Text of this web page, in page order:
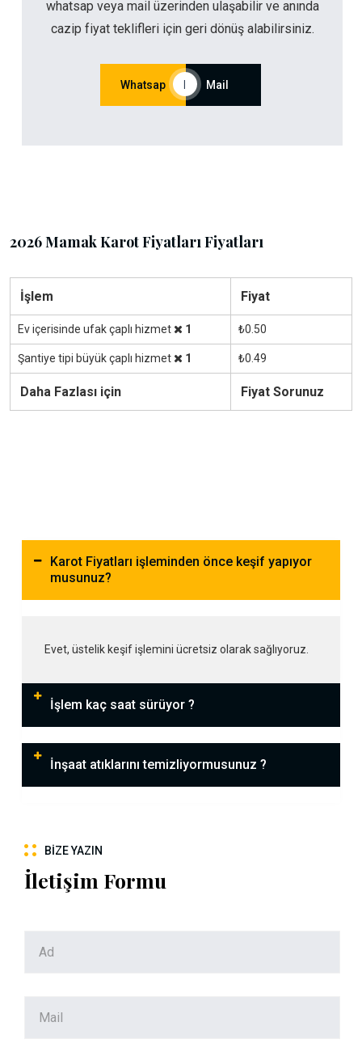
whatsap veya mail üzerinden ulaşabilir ve anında
cazip fiyat teklifleri için geri dönüş alabilirsiniz.
Whatsap | Mail
2026 Mamak Karot Fiyatları Fiyatları
İşlem Fiyat
Ev içerisinde ufak çaplı hizmet 1 ₺0.50
Şantiye tipi büyük çaplı hizmet 1 ₺0.49
Daha Fazlası için Fiyat Sorunuz
Karot Fiyatları işleminden önce keşif yapıyor
musunuz?
Evet, üstelik keşif işlemini ücretsiz olarak sağlıyoruz.
İşlem kaç saat sürüyor ?
İnşaat atıklarını temizliyormusunuz ?
BIZE YAZIN
İletişim Formu